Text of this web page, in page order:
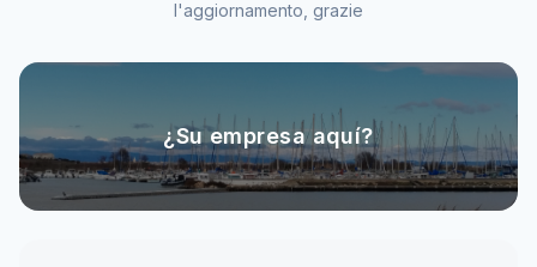
l'aggiornamento, grazie
¿Su empresa aquí?